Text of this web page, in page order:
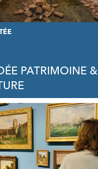
PATRIMOINE &